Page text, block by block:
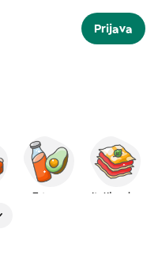
Prijava
Zdrava Italijanska